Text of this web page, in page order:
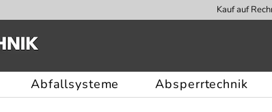
Kauf auf
Abfallsysteme Absperrtechnik